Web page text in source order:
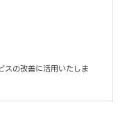
の改善に活用いたしま